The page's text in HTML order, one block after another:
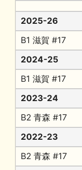
2025-26
B1 滋賀 #17
2024-25
B1 滋賀 #17
2023-24
B2 青森 #17
2022-23
B2 青森 #17